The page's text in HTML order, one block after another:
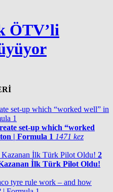
ÖTV’li
set-up which “worked
| Formula 1 1471 kez
2
İlk Türk Pilot Oldu!